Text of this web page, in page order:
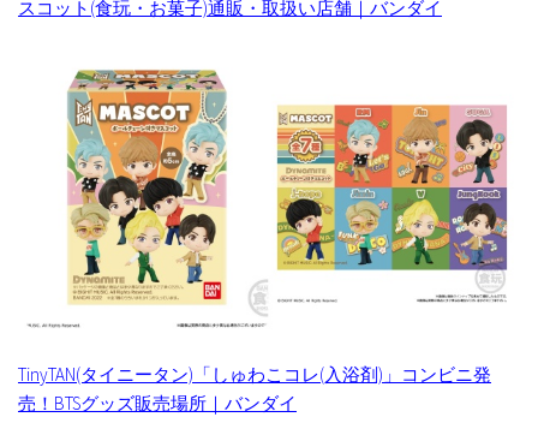
スコット(食玩・お菓子)通販・取扱い店舗｜バンダイ
TinyTAN(タイニータン)「しゅわこコレ(入浴剤)」コンビニ発
売！BTSグッズ販売場所｜バンダイ